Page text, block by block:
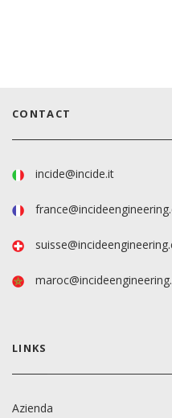
CONTACT
incide@incide.it
LINKS
Azienda